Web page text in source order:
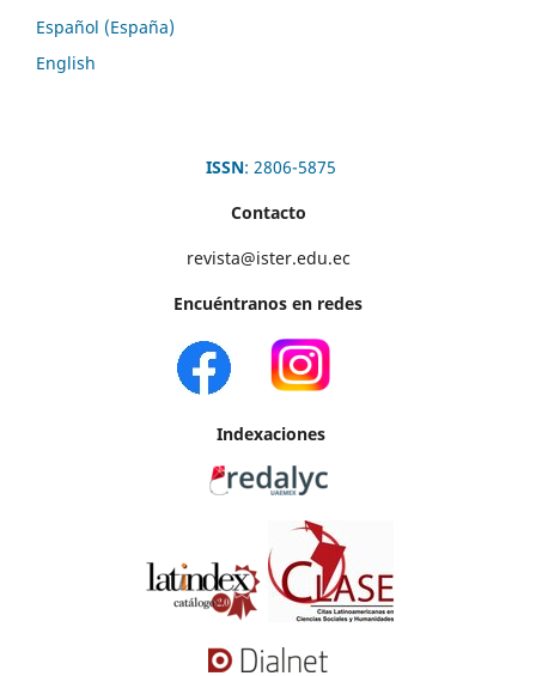
Español (España)
English
ISSN: 2806-5875
Contacto
revista@ister.edu.ec
Encuéntranos en redes
Indexaciones